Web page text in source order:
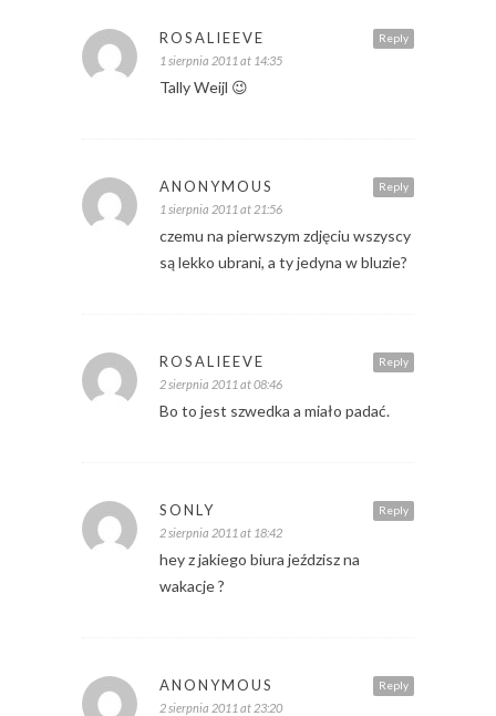
Reply
ROSALIEEVE
1 sierpnia 2011 at 14:35
Tally Weijl 😉
Reply
ANONYMOUS
1 sierpnia 2011 at 21:56
czemu na pierwszym zdjęciu wszyscy
są lekko ubrani, a ty jedyna w bluzie?
Reply
ROSALIEEVE
2 sierpnia 2011 at 08:46
Bo to jest szwedka a miało padać.
Reply
SONLY
2 sierpnia 2011 at 18:42
hey z jakiego biura jeździsz na
wakacje ?
Reply
ANONYMOUS
2 sierpnia 2011 at 23:20